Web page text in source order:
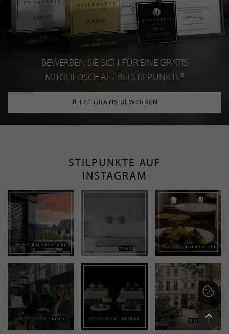
BEWERBEN SIE SICH FÜR EINE GRATIS
MITGLIEDSCHAFT BEI STILPUNKTE®
JETZT GRATIS BEWERBEN
STILPUNKTE AUF
INSTAGRAM